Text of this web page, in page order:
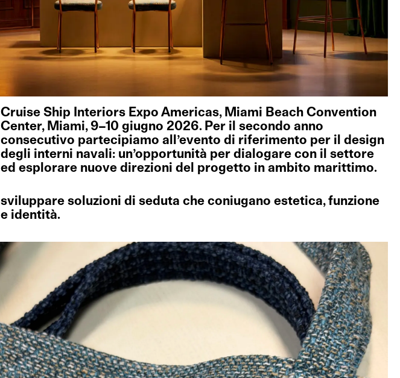
Cruise Ship Interiors Expo Americas, Miami Beach Convention
Center, Miami, 9–10 giugno 2026. Per il secondo anno
consecutivo partecipiamo all’evento di riferimento per il design
degli interni navali: un’opportunità per dialogare con il settore
ed esplorare nuove direzioni del progetto in ambito marittimo.
sviluppare soluzioni di seduta che coniugano estetica, funzione
e identità.